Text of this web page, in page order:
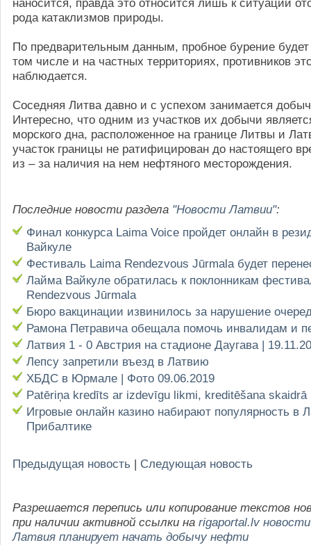
наносится, правда это относится лишь к ситуации
рода катаклизмов природы.
По предварительным данным, пробное бурение
том числе и на частных территориях, противников
наблюдается.
Соседняя Литва давно и с успехом занимается
Интересно, что одним из участков их добычи
морского дна, расположенное на границе Литвы и
участок границы не ратифицирован до настоящего
из – за наличия на нем нефтяного месторождения.
Последние новости раздела "Новости Латвии":
Финал конкурса Laima Voice пройдет онлайн в
Вайкуле
Фестиваль Laima Rendezvous Jūrmala будет
Лайма Вайкуле обратилась к поклонникам
Rendezvous Jūrmala
Бюро вакцинации извинилось за нарушение
Рамона Петравича обещала помочь инвалидам и
Латвия 1 - 0 Австрия на стадионе Даугава |
Лепсу запретили въезд в Латвию
ХБДС в Юрмале | Фото 09.06.2019
Patēriņa kredīts ar izdevīgu likmi, kreditēšana skaidrā
Игровые онлайн казино набирают популярность в
Прибалтике
Предыдущая новость | Следующая новость
Разрешается перепись или копирование текстов
при наличии активной ссылки на rigaportal.lv новости
Латвия планирует начать добычу нефти